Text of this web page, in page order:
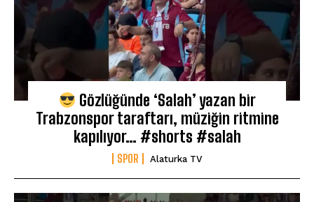
Gözlüğünde ‘Salah’ yazan bir
Trabzonspor taraftarı, müziğin ritmine
kapılıyor… #shorts #salah
SPOR Alaturka TV